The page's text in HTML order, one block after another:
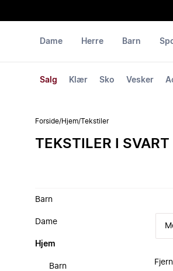
Dame
Salg Klær Sko Vesker
Herre Barn
Forside/Hjem/Tekstiler
TEKSTILER I SVART
Barn
Dame
Hjem
Barn